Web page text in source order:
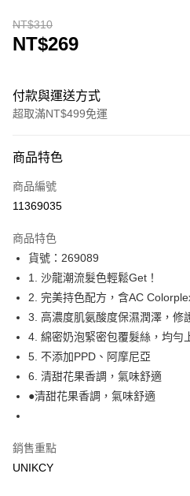
NT$310
NT$269
付款與運送方式
超取滿NT$499免運
icash Pay
信用卡一次付款
LINE Pay
Apple Pay
街口支付
悠遊付
Google Pay
每筆NT$70，滿NT$499(含以上)免運
商品特色
商品編號
11369035
商品特色
貨號：269089
1. 沙龍潮流髮色輕鬆Get！
2. 完美持色配方，含AC
3. 高濃度肌氨酸度保濕潤澤，修
4. 綿密奶泡緊密包覆髮絲，均勻
5. 不添加PPD、阿摩尼亞
6. 清甜花果香調，氣味舒適
●清甜花果香調，氣味舒適
銷售重點
UNIKCY